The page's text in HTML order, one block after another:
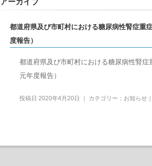
アーカイブ
都道府県及び市町村における糖尿病性腎症重
度報告）
都道府県及び市町村における糖尿病性腎
元年度報告）
投稿日 2020年4月20日 ｜ カテゴリー： お知らせ